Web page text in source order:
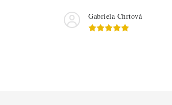
Gabriela Chrtová